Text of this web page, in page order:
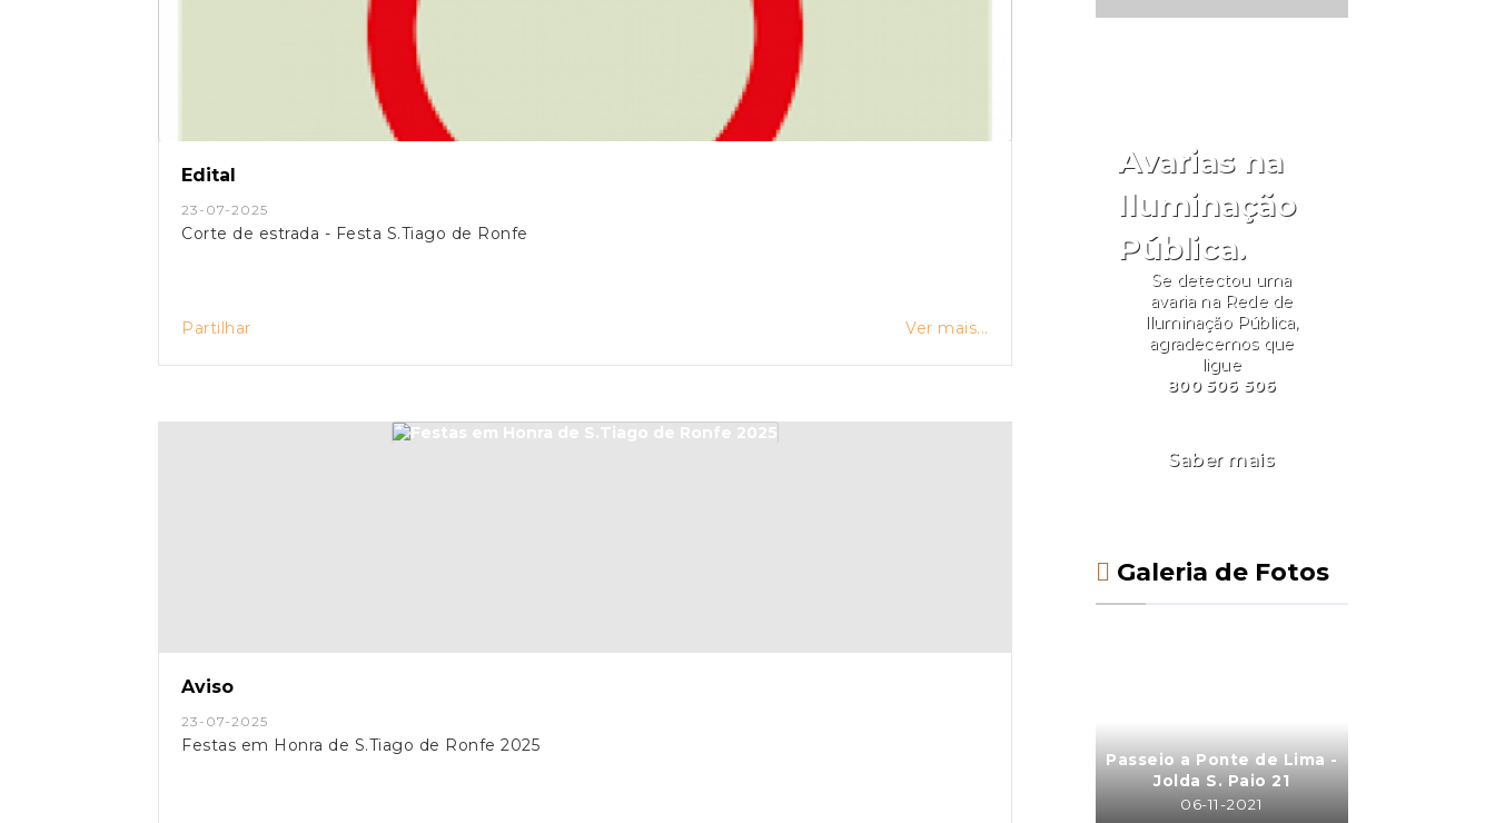
Edital
23-07-2025
Corte de estrada - Festa S.Tiago de Ronfe
Partilhar Ver mais...
Aviso
23-07-2025
Festas em Honra de S.Tiago de Ronfe 2025
Avarias na
Iluminação
Pública.
Se detectou uma
avaria na Rede de
Iluminação Pública,
agradecemos que
ligue
800 506 506
Saber mais
Galeria de Fotos
Passeio a Ponte de Lima -
Jolda S. Paio 21
06-11-2021